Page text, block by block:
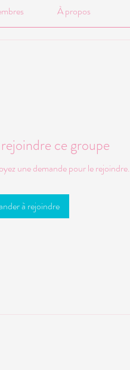
À propos
ce groupe
une demande pour le rejoindre.
à rejoindre